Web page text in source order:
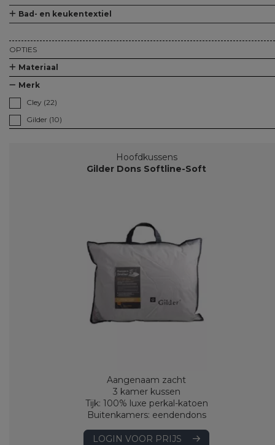
Alle Bedlinnen
Hoeslakens
Hoeslakens - speciaal voor topper
Hoeslakens - speciaal voor split
Lakens
Kussenslopen
Dekbedovertreksets
Bad- en keukentextiel
Alle Bad- en keukentextiel
Baddoeken/badlakens
Badmatten
Keukendoeken
Theedoeken/droogdoeken
Werkdoekjes
OPTIES
Materiaal
Merk
Cley (22)
Gilder (10)
Hoofdkussens
Gilder Dons Softline-Soft
Aangenaam zacht
3 kamer kussen
Tijk: 100% luxe perkal-katoen
Buitenkamers: eendendons
LOGIN VOOR PRIJS